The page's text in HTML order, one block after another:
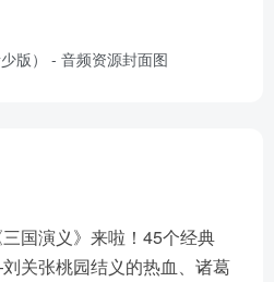
国演义》来啦！45个经典
关张桃园结义的热血、诸葛